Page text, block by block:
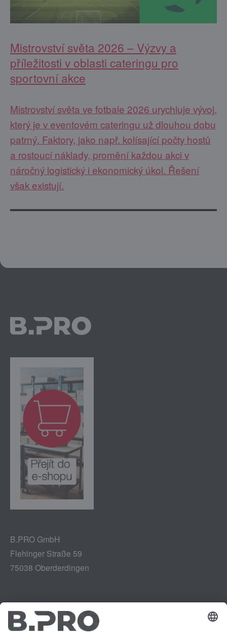
Mistrovství světa 2026 – Výzvy a
příležitosti v oblasti cateringu pro
sportovní akce
Mistrovství světa ve fotbale 2026 urychluje vývoj,
který je v eventovém cateringu už dlouhou dobu
patrný. Faktory, jako např. kolísající počty hostů
a rostoucí náklady, promění každou akci v
náročný logistický i ekonomický úkol. Řešení
však existují.
B.PRO GmbH
Flehinger Straße 59
75038 Oberderdingen
Tiráž